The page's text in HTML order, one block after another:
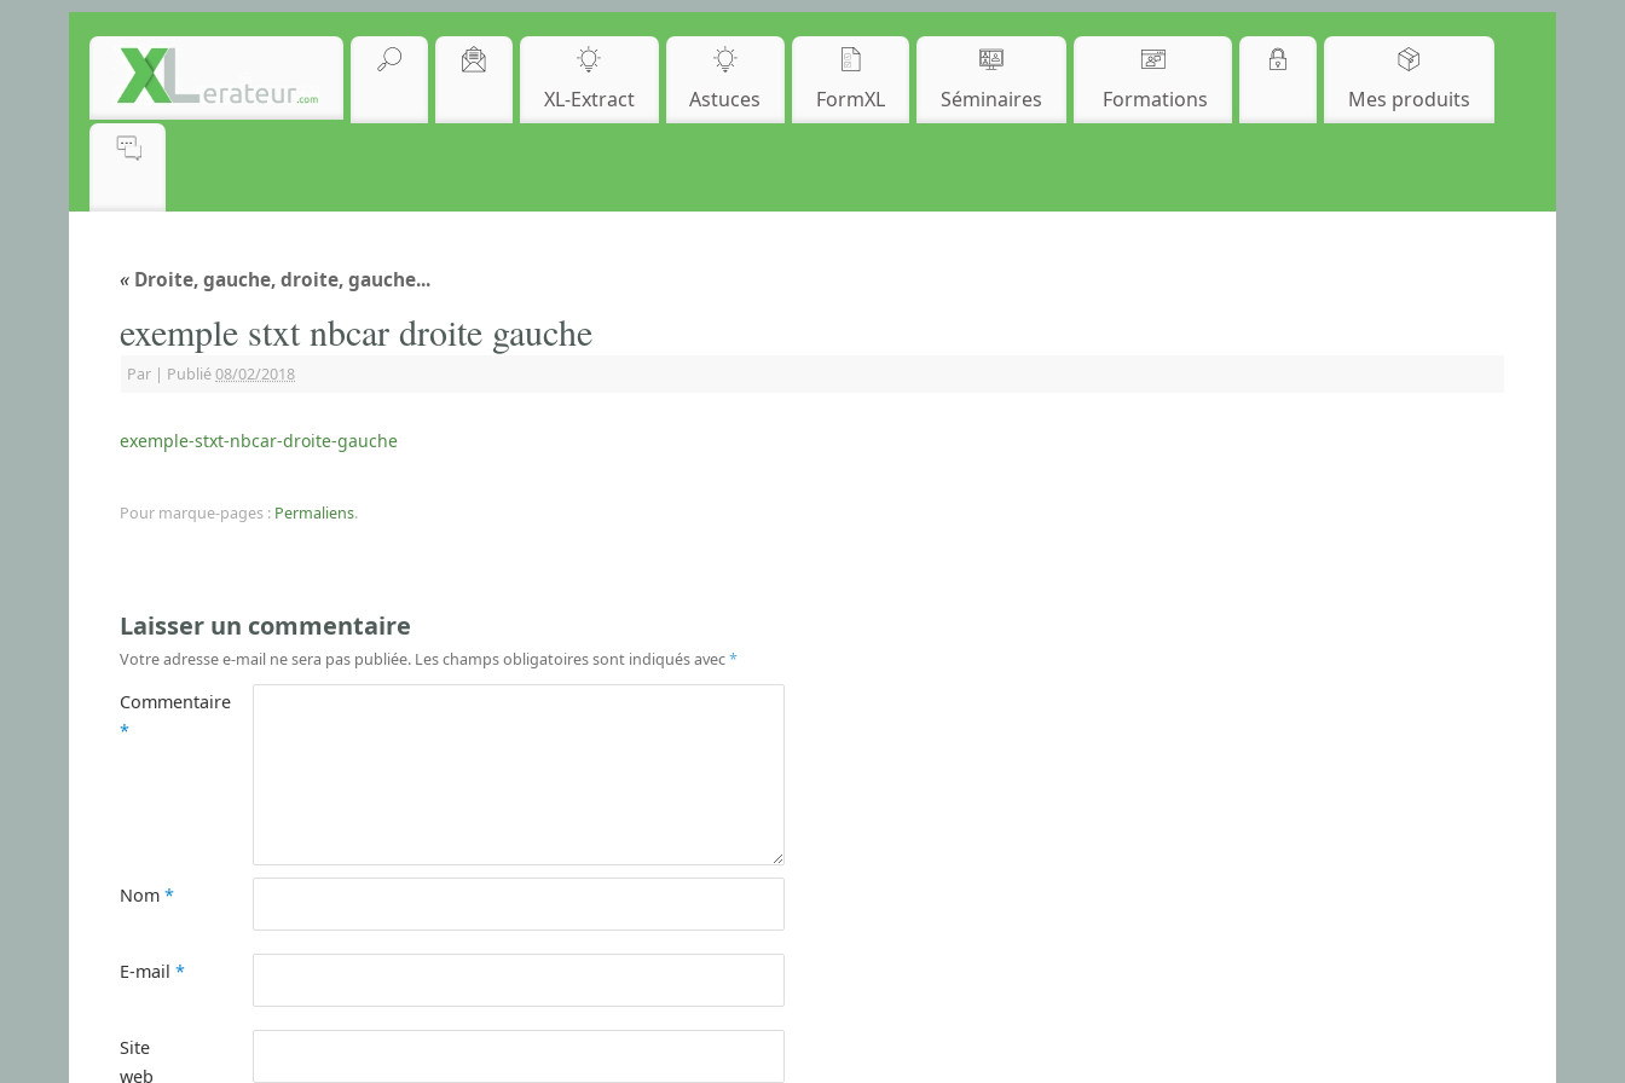
XL-Extract Astuces FormXL Séminaires Formations Mes produits
« Droite, gauche, droite, gauche...
exemple stxt nbcar droite gauche
Par | Publié08/02/2018
exemple-stxt-nbcar-droite-gauche
Pour marque-pages : Permaliens.
Laisser un commentaire
Votre adresse e-mail ne sera pas publiée. Les champs obligatoires sont indiqués avec*
Commentaire
*
Nom *
E-mail *
Site
web